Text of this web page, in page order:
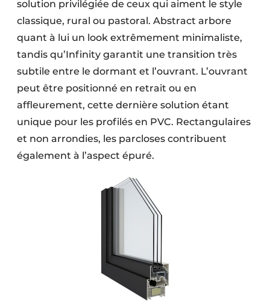
solution privilégiée de ceux qui aiment le style
classique, rural ou pastoral. Abstract arbore
quant à lui un look extrêmement minimaliste,
tandis qu’Infinity garantit une transition très
subtile entre le dormant et l’ouvrant. L’ouvrant
peut être positionné en retrait ou en
affleurement, cette dernière solution étant
unique pour les profilés en PVC. Rectangulaires
et non arrondies, les parcloses contribuent
également à l’aspect épuré.